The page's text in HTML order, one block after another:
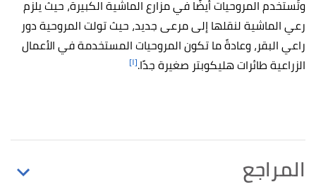
وتُستخدم المروحيات أيضًا في مزارع الماشية الكبيرة، حيث يلزم
رعي الماشية لنقلها إلى مرعى جديد، حيث تولت المروحية دور
راعي البقر، وعادةً ما تكون المروحيات المستخدمة في الأعمال
الزراعية طائرات هليكوبتر صغيرة جدًا.[١]
المراجع